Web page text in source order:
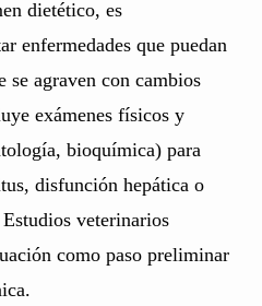
dietético, es
enfermedades que puedan
agraven con cambios
exámenes físicos y
bioquímica) para
disfunción hepática o
veterinarios
como paso preliminar